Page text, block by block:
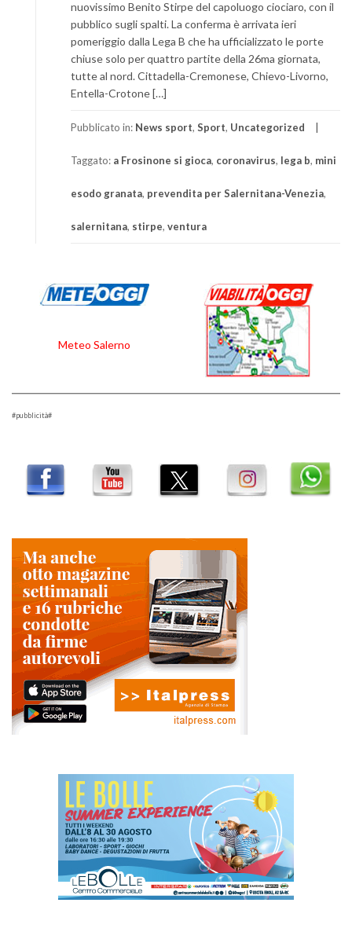
nuovissimo Benito Stirpe del capoluogo ciociaro, con il
pubblico sugli spalti. La conferma è arrivata ieri
pomeriggio dalla Lega B che ha ufficializzato le porte
chiuse solo per quattro partite della 26ma giornata,
tutte al nord. Cittadella-Cremonese, Chievo-Livorno,
Entella-Crotone […]
Pubblicato in: News sport, Sport, Uncategorized
Taggato: a Frosinone si gioca, coronavirus, lega b, mini
esodo granata, prevendita per Salernitana-Venezia,
salernitana, stirpe, ventura
Meteo Salerno
#pubblicità#